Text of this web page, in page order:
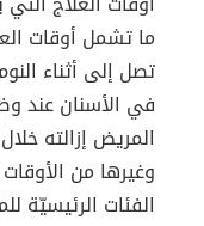
ما تشمل أوقات
تصل إلى أثناء
في الأسنان عند
المريض إزالته
وغيرها من
الفئات الرئيسيّة